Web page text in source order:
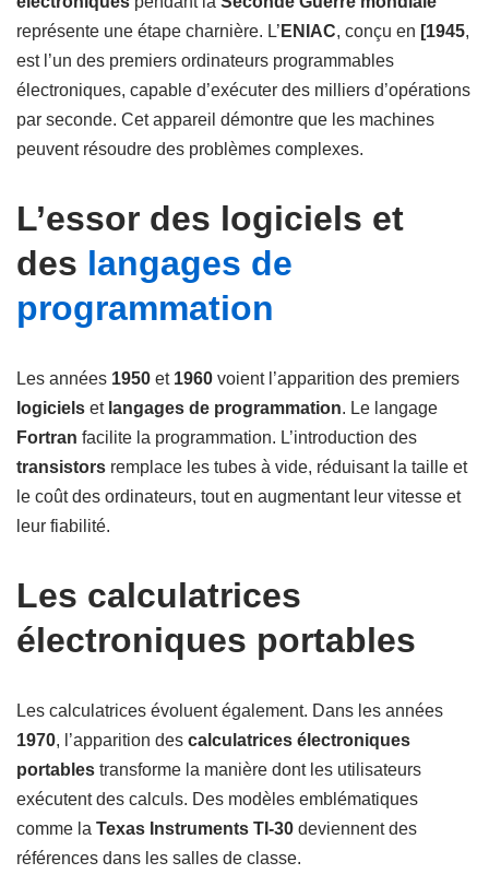
représente une étape charnière. L’ ENIAC, conçu en [1945,
est l’un des premiers ordinateurs programmables
électroniques, capable d’exécuter des milliers d’opérations
par seconde. Cet appareil démontre que les machines
peuvent résoudre des problèmes complexes.
L’essor des logiciels et
des langages de
programmation
Les années 1950 et 1960 voient l’apparition des premiers
logiciels et langages de programmation. Le langage
Fortran facilite la programmation. L’introduction des
transistors remplace les tubes à vide, réduisant la taille et
le coût des ordinateurs, tout en augmentant leur vitesse et
leur fiabilité.
Les calculatrices
électroniques portables
Les calculatrices évoluent également. Dans les années
1970, l’apparition des calculatrices électroniques
portables transforme la manière dont les utilisateurs
exécutent des calculs. Des modèles emblématiques
comme la Texas Instruments TI-30 deviennent des
références dans les salles de classe.